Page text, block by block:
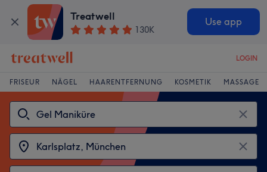
Treatwell
130K
Use app
LOGIN
FRISEUR NÄGEL HAARENTFERNUNG KOSMETIK MASSAGE